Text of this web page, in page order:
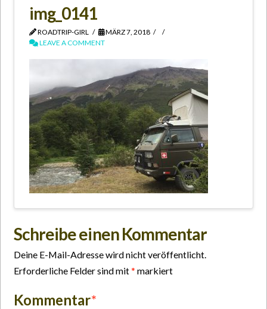
img_0141
ROADTRIP-GIRL
MÄRZ 7, 2018
LEAVE A COMMENT
Schreibe einen Kommentar
Deine E-Mail-Adresse wird nicht veröffentlicht.
Erforderliche Felder sind mit* markiert
Kommentar*